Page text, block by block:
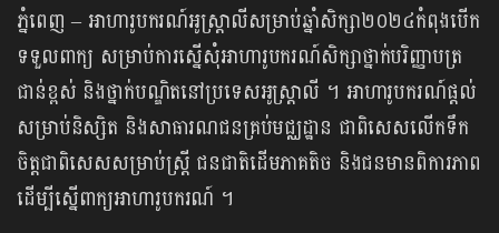
ភ្នំពេញ – អាហារូបករណ៍អូស្ដ្រាលីសម្រាប់​ឆ្នាំសិក្សា២០២៤កំពុងបើក
ទទួលពាក្យ សម្រាប់​ការ​ស្នើសុំអាហារូបករណ៍សិក្សាថ្នាក់បរិញ្ញាបត្រ
ជាន់ខ្ពស់ និងថ្នាក់បណ្ឌិតនៅប្រទេសអូស្រ្តាលី ។ អាហារូបករណ៍ផ្ដល់
សម្រាប់និស្សិត និងសាធារណជនគ្រប់មជ្ឈដ្ឋាន ជាពិសេសលើកទឹក
ចិត្តជាពិសេសសម្រាប់ស្ត្រី ជនជាតិដើមភាគតិច និងជនមានពិការភាព
ដើម្បីស្នើពាក្យអាហារូបករណ៍ ។